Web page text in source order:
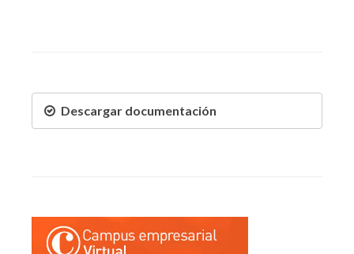
Descargar documentación